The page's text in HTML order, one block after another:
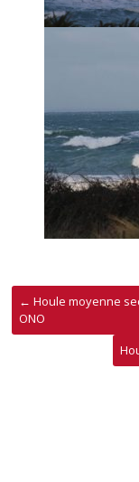
← Houle moyenne
ONO